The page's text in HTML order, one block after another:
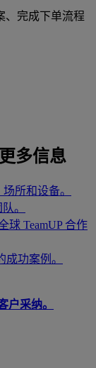
、完成下单流程
多信息
所和设备。
。
球 TeamUP 合作
成功案例。
户采纳。